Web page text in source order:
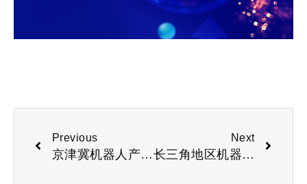
Previous
京津冀机器人产业盛会|2025北京人形机器人及机器人技术展会
Next
长三角地区机器人产业盛会 | 2025上海国际机器人产业展览会